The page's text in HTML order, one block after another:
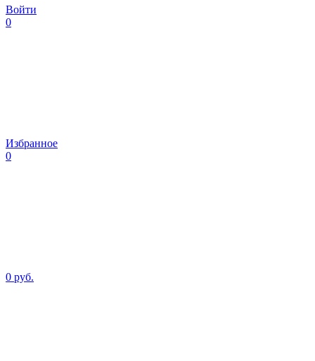
Войти
0
Избранное
0
0 руб.